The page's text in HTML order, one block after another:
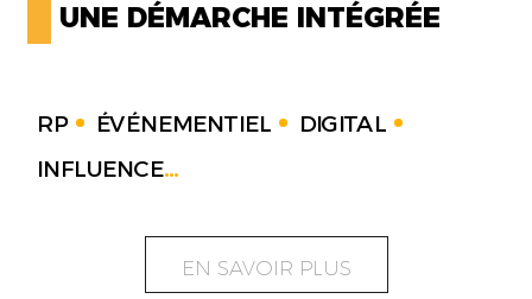
UNE DÉMARCHE INTÉGRÉE
RP ÉVÉNEMENTIEL
DIGITAL
INFLUENCE...
EN SAVOIR PLUS